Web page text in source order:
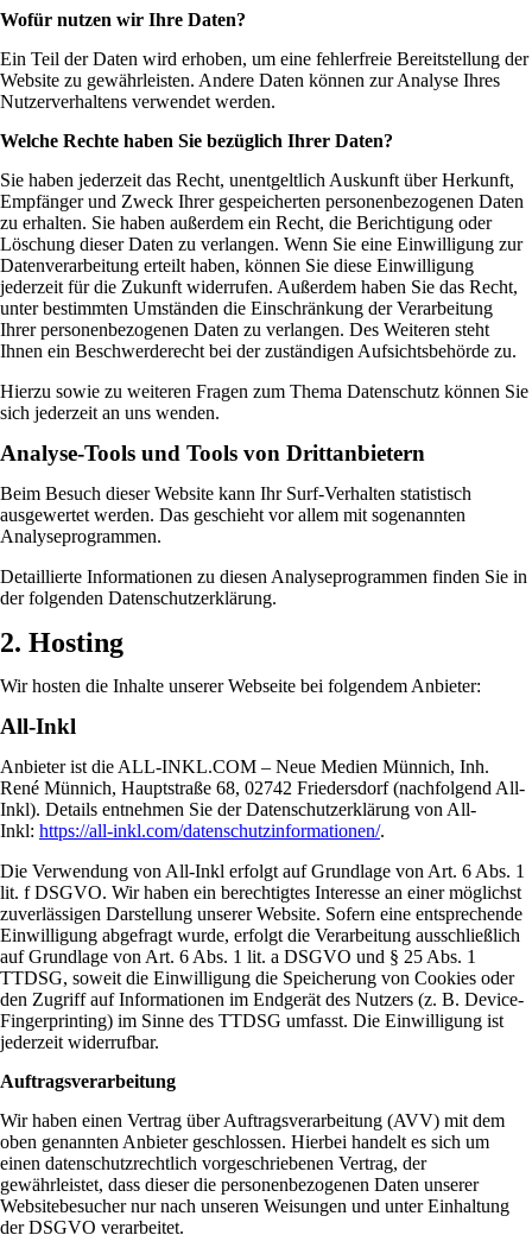
Wofür nutzen wir Ihre Daten?
Ein Teil der Daten wird erhoben, um eine fehlerfreie Bereitstellung der
Website zu gewährleisten. Andere Daten können zur Analyse Ihres
Nutzerverhaltens verwendet werden.
Welche Rechte haben Sie bezüglich Ihrer Daten?
Sie haben jederzeit das Recht, unentgeltlich Auskunft über Herkunft,
Empfänger und Zweck Ihrer gespeicherten personenbezogenen Daten
zu erhalten. Sie haben außerdem ein Recht, die Berichtigung oder
Löschung dieser Daten zu verlangen. Wenn Sie eine Einwilligung zur
Datenverarbeitung erteilt haben, können Sie diese Einwilligung
jederzeit für die Zukunft widerrufen. Außerdem haben Sie das Recht,
unter bestimmten Umständen die Einschränkung der Verarbeitung
Ihrer personenbezogenen Daten zu verlangen. Des Weiteren steht
Ihnen ein Beschwerderecht bei der zuständigen Aufsichtsbehörde zu.
Hierzu sowie zu weiteren Fragen zum Thema Datenschutz können Sie
sich jederzeit an uns wenden.
Analyse-Tools und Tools von Dritt­anbietern
Beim Besuch dieser Website kann Ihr Surf-Verhalten statistisch
ausgewertet werden. Das geschieht vor allem mit sogenannten
Analyseprogrammen.
Detaillierte Informationen zu diesen Analyseprogrammen finden Sie in
der folgenden Datenschutzerklärung.
2. Hosting
Wir hosten die Inhalte unserer Webseite bei folgendem Anbieter:
All-Inkl
Anbieter ist die ALL-INKL.COM – Neue Medien Münnich, Inh.
René Münnich, Hauptstraße 68, 02742 Friedersdorf (nachfolgend All-
Inkl). Details entnehmen Sie der Datenschutzerklärung von All-
Inkl: https://all-inkl.com/datenschutzinformationen/.
Die Verwendung von All-Inkl erfolgt auf Grundlage von Art. 6 Abs. 1
lit. f DSGVO. Wir haben ein berechtigtes Interesse an einer möglichst
zuverlässigen Darstellung unserer Website. Sofern eine entsprechende
Einwilligung abgefragt wurde, erfolgt die Verarbeitung ausschließlich
auf Grundlage von Art. 6 Abs. 1 lit. a DSGVO und § 25 Abs. 1
TTDSG, soweit die Einwilligung die Speicherung von Cookies oder
den Zugriff auf Informationen im Endgerät des Nutzers (z. B. Device-
Fingerprinting) im Sinne des TTDSG umfasst. Die Einwilligung ist
jederzeit widerrufbar.
Auftragsverarbeitung
Wir haben einen Vertrag über Auftragsverarbeitung (AVV) mit dem
oben genannten Anbieter geschlossen. Hierbei handelt es sich um
einen datenschutzrechtlich vorgeschriebenen Vertrag, der
gewährleistet, dass dieser die personenbezogenen Daten unserer
Websitebesucher nur nach unseren Weisungen und unter Einhaltung
der DSGVO verarbeitet.